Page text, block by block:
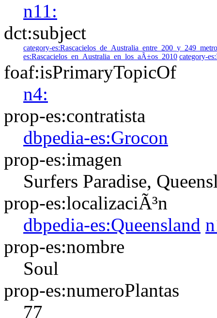
n11:
dct:subject
category-
es:Rascacielos_en_Australia_en_los_aÃ±os_2010 category-
foaf:isPrimaryTopicOf
n4:
prop-es:contratista
dbpedia-es:Grocon
prop-es:imagen
Surfers Paradise,
prop-es:localizaciÃ³n
dbpedia-es:Queensland
prop-es:nombre
Soul
prop-es:numeroPlantas
77